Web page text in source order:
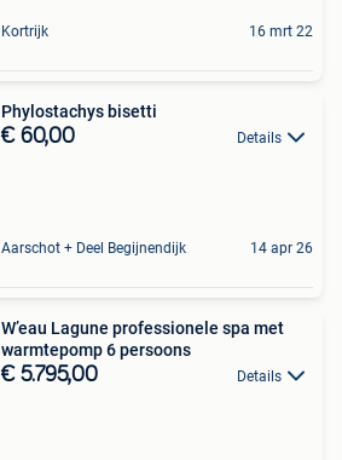
Kortrijk 16 mrt 22
Phylostachys bisetti
€ 60,00 Details
Aarschot + Deel Begijnendijk 14 apr 26
W’eau Lagune professionele spa met
warmtepomp 6 persoons
€ 5.795,00 Details